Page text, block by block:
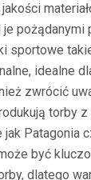
pożądanymi
sportowe
idealne
zwrócić
torby z
Patagonia
być
dlatego